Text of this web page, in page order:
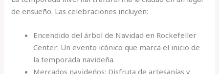
de ensueño. Las celebraciones incluyen:
Encendido del árbol de Navidad en Rockefeller
Center: Un evento icónico que marca el inicio de
la temporada navideña.
Mercados navideños: Disfruta de artesanías y